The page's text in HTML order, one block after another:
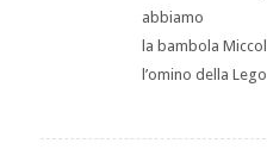
abbiamo
la bambola
l’omino della